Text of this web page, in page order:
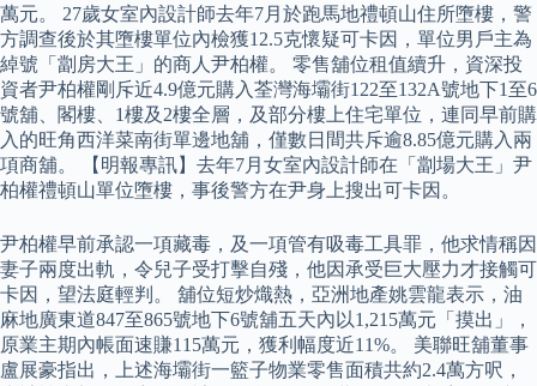
萬元。 27歲女室內設計師去年7月於跑馬地禮頓山住所墮樓，警
方調查後於其墮樓單位內檢獲12.5克懷疑可卡因，單位男戶主為
綽號「劏房大王」的商人尹柏權。 零售舖位租值續升，資深投
資者尹柏權剛斥近4.9億元購入荃灣海壩街122至132A號地下1至6
號舖、閣樓、1樓及2樓全層，及部分樓上住宅單位，連同早前購
入的旺角西洋菜南街單邊地舖，僅數日間共斥逾8.85億元購入兩
項商舖。 【明報專訊】去年7月女室內設計師在「劏場大王」尹
柏權禮頓山單位墮樓，事後警方在尹身上搜出可卡因。
尹柏權早前承認一項藏毒，及一項管有吸毒工具罪，他求情稱因
妻子兩度出軌，令兒子受打擊自殘，他因承受巨大壓力才接觸可
卡因，望法庭輕判。 舖位短炒熾熱，亞洲地產姚雲龍表示，油
麻地廣東道847至865號地下6號舖五天內以1,215萬元「摸出」，
原業主期內帳面速賺115萬元，獲利幅度近11%。 美聯旺舖董事
盧展豪指出，上述海壩街一籃子物業零售面積共約2.4萬方呎，